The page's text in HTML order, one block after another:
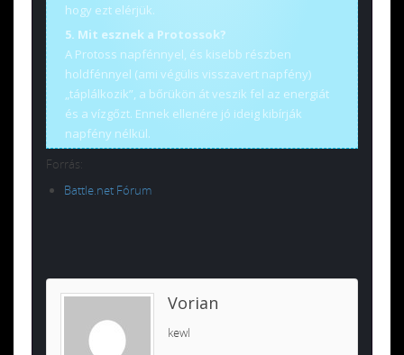
hogy ezt elérjük.
5. Mit esznek a Protossok?
A Protoss napfénnyel, és kisebb részben
holdfénnyel (ami végülis visszavert napfény)
„táplálkozik”, a bőrükön át veszik fel az energiát
és a vízgőzt. Ennek ellenére jó ideig kibírják
napfény nélkül.
Forrás:
Battle.net Fórum
Vorian
kewl